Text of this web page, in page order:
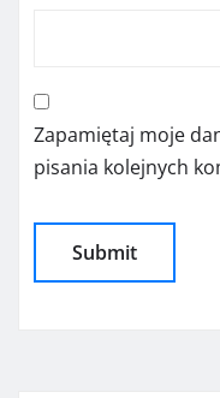
Zapamiętaj moje
pisania kolejnych